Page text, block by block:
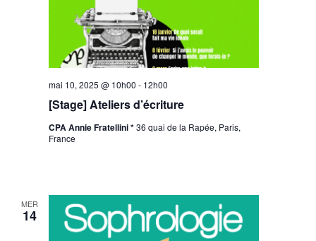
[Stage] Ateliers d’écriture
mai 10, 2025 @ 10h00 - 12h00
CPA Annie Fratellini *36 quai de la Rapée, Paris,
France
MER
14